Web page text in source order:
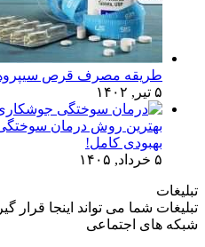
طریقه مصرف قرص
۵ تیر, ۱۴۰۲
بهترین روش درمان
بهبودی کامل!
۵ خرداد, ۱۴۰۵
تبلیغات
تبلیغات شما می تواند اینجا قرار
شبکه های اجتماعی